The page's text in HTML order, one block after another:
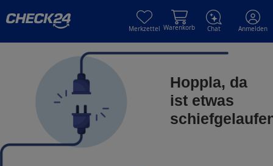
Merkzettel Warenkorb Chat Anmelden
Hoppla, da
ist etwas